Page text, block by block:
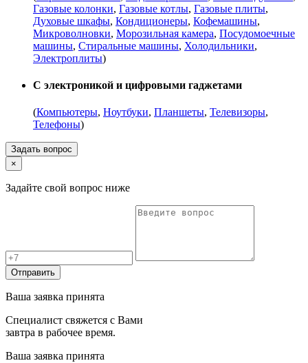
Газовые колонки, Газовые котлы, Газовые плиты,
Духовые шкафы, Кондиционеры, Кофемашины,
Микроволновки, Морозильная камера, Посудомоечные
машины, Стиральные машины, Холодильники,
Электроплиты)
С электроникой и цифровыми гаджетами
(Компьютеры, Ноутбуки, Планшеты, Телевизоры,
Телефоны)
Задать вопрос
×
Задайте свой вопрос ниже
Отправить
Ваша заявка принята
Специалист свяжется с Вами
завтра в рабочее время.
Ваша заявка принята